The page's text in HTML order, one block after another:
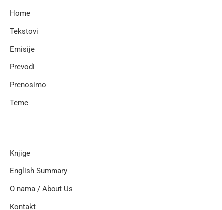
Home
Tekstovi
Emisije
Prevodi
Prenosimo
Teme
Knjige
English Summary
O nama / About Us
Kontakt